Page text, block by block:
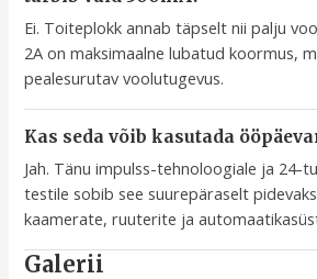
Ei. Toiteplokk annab täpselt nii palju
2A on maksimaalne lubatud koormus,
pealesurutav voolutugevus.
Kas seda võib kasutada
Jah. Tänu impulss-tehnoloogiale ja 24-
testile sobib see suurepäraselt
kaamerate, ruuterite ja
Galerii